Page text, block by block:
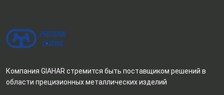
Компания GIAHAR стремится быть поставщиком решений в
области прецизионных металлических изделий